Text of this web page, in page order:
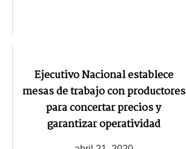
Ejecutivo Nacional establece
mesas de trabajo con productores
para concertar precios y
garantizar operatividad